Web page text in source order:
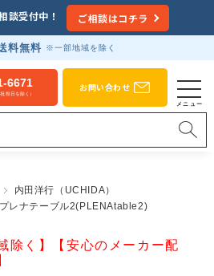
談受付中！ ご相談はコチラ
料無料 ※一部地域を除く
6671
祭日を除く）
お問い合わせ
内田洋行（UCHIDA）
プレナテーブル2(PLENAtable2)
除く】【安心のメーカー配